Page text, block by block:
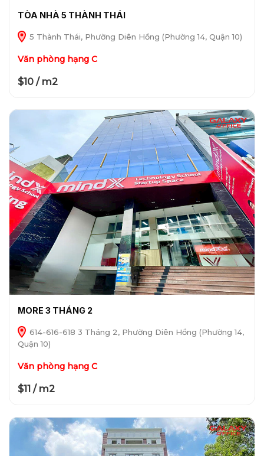
TÒA NHÀ 5 THÀNH THÁI
5 Thành Thái, Phường Diên Hồng (Phường 14, Quận 10)
Văn phòng hạng C
$10 / m2
MORE 3 THÁNG 2
614-616-618 3 Tháng 2, Phường Diên Hồng (Phường 14,
Quận 10)
Văn phòng hạng C
$11 / m2